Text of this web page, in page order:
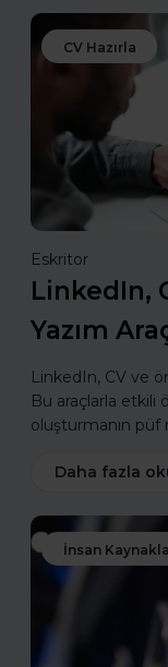
CV Hazırla
Eskritor
LinkedIn,
Yazım
LinkedIn, CV ve ön
Bu araçlarla etkili
oluşturmanın püf
Daha fazla
İnsan